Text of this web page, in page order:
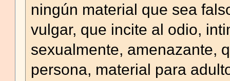
ningún material que sea
vulgar, que incite al odio,
sexualmente, amenazante,
persona, material para